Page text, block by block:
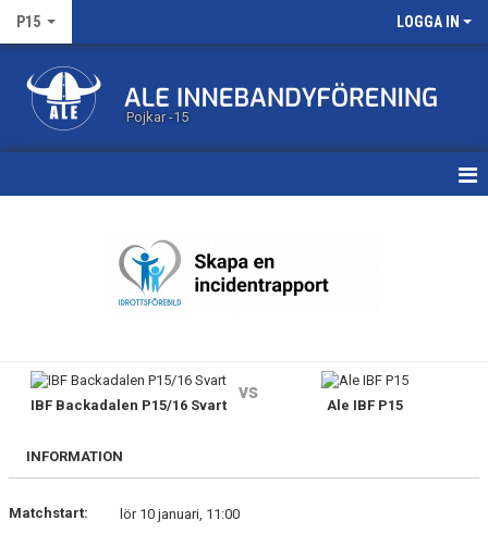
P15 LOGGA IN
Pojkar -15
BILDGALLERI
DOKUMENT
IBF Backadalen P15/16 Svart
vs
Ale IBF P15
INFORMATION
Matchstart:
lör 10 januari, 11:00